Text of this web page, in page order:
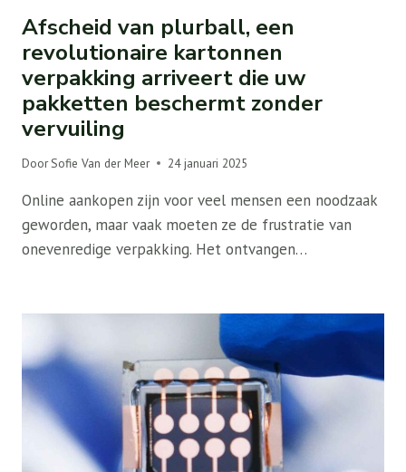
Afscheid van plurball, een
revolutionaire kartonnen
verpakking arriveert die uw
pakketten beschermt zonder
vervuiling
DoorSofie Van der Meer 24 januari 2025
Online aankopen zijn voor veel mensen een noodzaak
geworden, maar vaak moeten ze de frustratie van
onevenredige verpakking. Het ontvangen…